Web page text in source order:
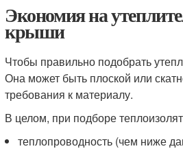
Экономия на
крыши
Чтобы правильно подобрать
Она может быть плоской или
требования к материалу.
В целом, при подборе
теплопроводность (чем ниже